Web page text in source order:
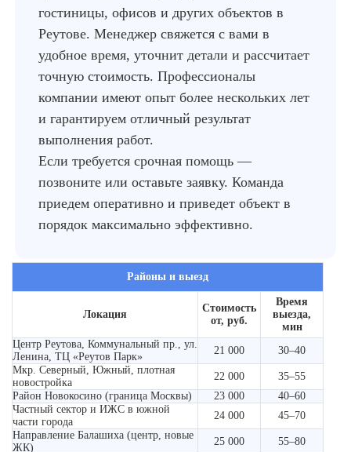
гостиницы, офисов и других объектов в
Реутове. Менеджер свяжется с вами в
удобное время, уточнит детали и рассчитает
точную стоимость. Профессионалы
компании имеют опыт более нескольких лет
и гарантируем отличный результат
выполнения работ.
Если требуется срочная помощь —
позвоните или оставьте заявку. Команда
приедем оперативно и приведет объект в
порядок максимально эффективно.
Районы и выезд
Локация
Стоимость
от, руб.
Время
выезда,
мин
Центр Реутова, Коммунальный пр., ул.
Ленина, ТЦ «Реутов Парк»
21 000
30–40
Мкр. Северный, Южный, плотная
новостройка
22 000
35–55
Район Новокосино (граница Москвы)
23 000
40–60
Частный сектор и ИЖС в южной
части города
24 000
45–70
Направление Балашиха (центр, новые
ЖК)
25 000
55–80